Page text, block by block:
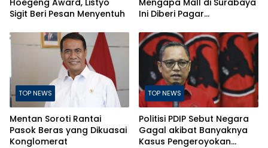
Hoegeng Award, Listyo
Sigit Beri Pesan Menyentuh
Mengapa Mall di Surabaya
Ini Diberi Pagar
TOP NEWS
Mentan Soroti Rantai
Pasok Beras yang Dikuasai
Konglomerat
TOP NEWS
Politisi PDIP Sebut Negara
Gagal akibat Banyaknya
Kasus Pengeroyokan